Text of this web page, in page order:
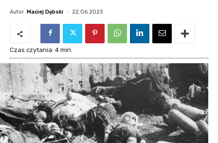
Autor Maciej Dębski 22.06.2023
Czas czytania: 4 min.